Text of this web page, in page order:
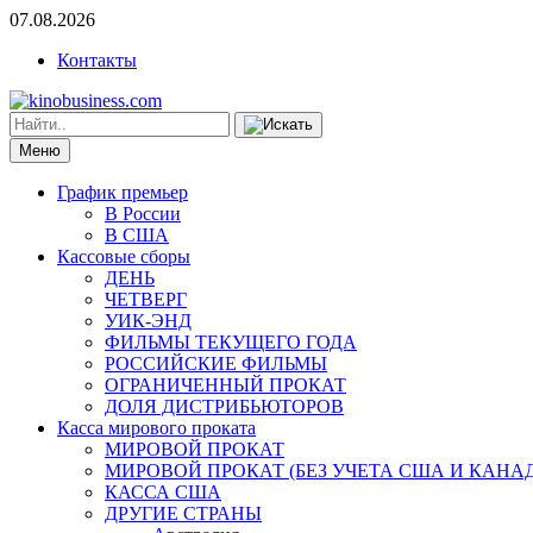
07.08.2026
Контакты
Меню
График премьер
В России
В США
Кассовые сборы
ДЕНЬ
ЧЕТВЕРГ
УИК-ЭНД
ФИЛЬМЫ ТЕКУЩЕГО ГОДА
РОССИЙСКИЕ ФИЛЬМЫ
ОГРАНИЧЕННЫЙ ПРОКАТ
ДОЛЯ ДИСТРИБЬЮТОРОВ
Касса мирового проката
МИРОВОЙ ПРОКАТ
МИРОВОЙ ПРОКАТ (БЕЗ УЧЕТА США И
КАССА США
ДРУГИЕ СТРАНЫ